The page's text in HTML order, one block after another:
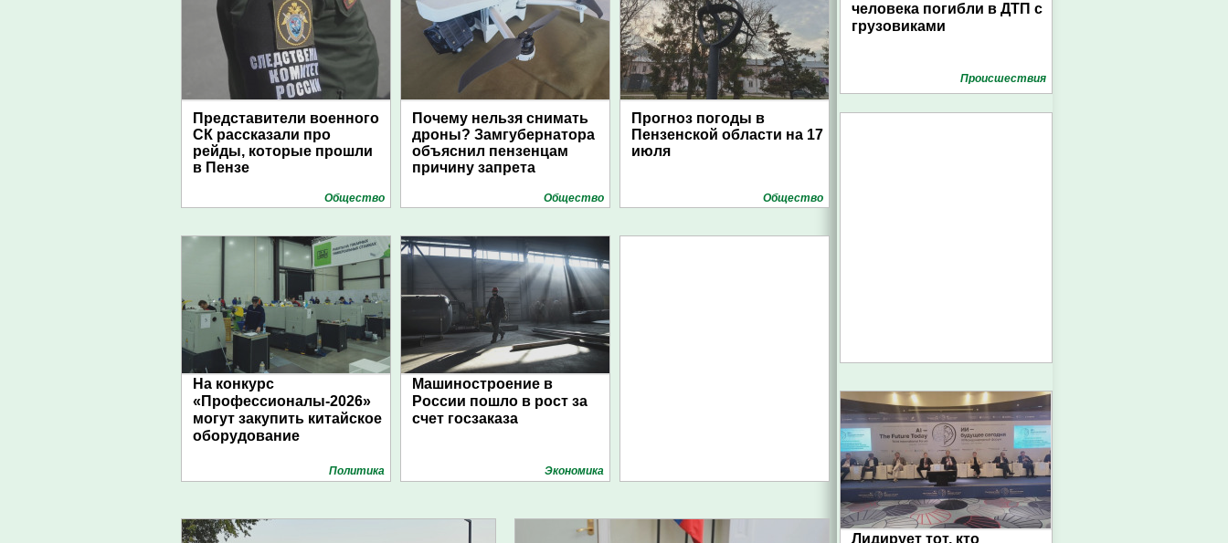
Представители военного
СК рассказали про
рейды, которые прошли
в Пензе
Общество
Почему нельзя снимать
дроны? Замгубернатора
объяснил пензенцам
причину запрета
Общество
Прогноз погоды в
Пензенской области на 17
июля
Общество
На конкурс
«Профессионалы-2026»
могут закупить китайское
оборудование
Политика
Машиностроение в
России пошло в рост за
счет госзаказа
Экономика
человека погибли в ДТП с
грузовиками
Проиcшествия
Лидирует тот, кто